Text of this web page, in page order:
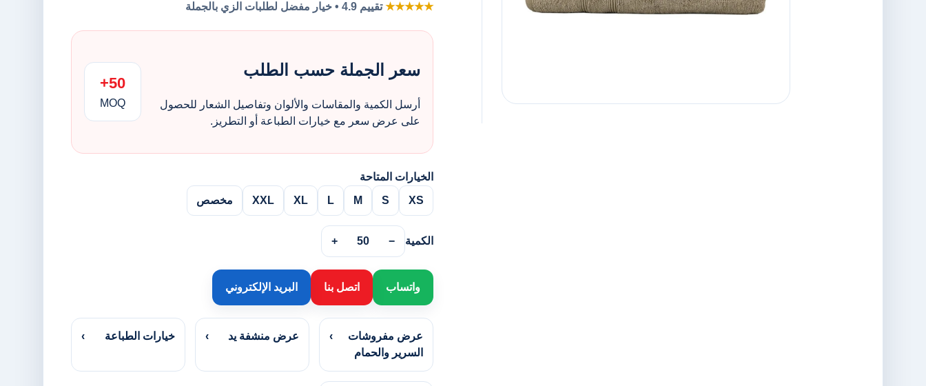
★★★★★تقييم 4.9 • خيار مفضل لطلبات الزي بالجملة
سعر الجملة حسب الطلب
أرسل الكمية والمقاسات والألوان وتفاصيل الشعار للحصول
على عرض سعر مع خيارات الطباعة أو التطريز.
50+
MOQ
الخيارات المتاحة
XS
S
M
L
XL
XXL مخصص
الكمية −
50
+
واتساب اتصل بنا البريد الإلكتروني
عرض مفروشات
السرير والحمام
› عرض منشفة يد › خيارات الطباعة ›